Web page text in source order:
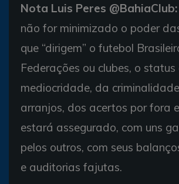
Nota Luis Peres @BahiaClub:
não for minimizado o poder
que “dirigem” o futebol
Federações ou clubes, o
mediocridade, da
arranjos, dos acertos por fora
estará assegurado, com uns
pelos outros, com seus
e auditorias fajutas.